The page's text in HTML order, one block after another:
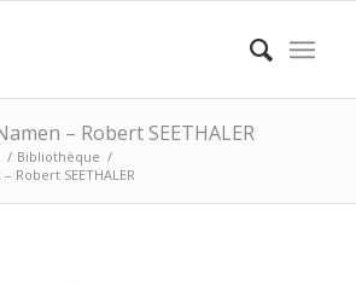
– Robert SEETHALER
/ Bibliothèque /
Robert SEETHALER